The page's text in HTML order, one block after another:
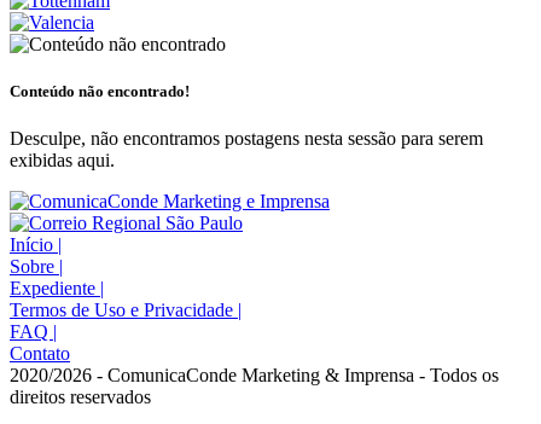
Conteúdo não encontrado!
Desculpe, não encontramos postagens nesta sessão para serem
exibidas aqui.
Início |
Sobre |
Expediente |
Termos de Uso e Privacidade |
FAQ |
Contato
2020/2026 - ComunicaConde Marketing & Imprensa - Todos os
direitos reservados